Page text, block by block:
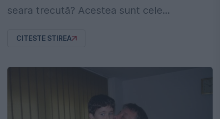
seara trecută? Acestea sunt cele...
CITESTE STIREA